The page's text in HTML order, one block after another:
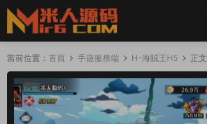
當前位置： 首頁 手遊服務端 H-海賊王H5 正文